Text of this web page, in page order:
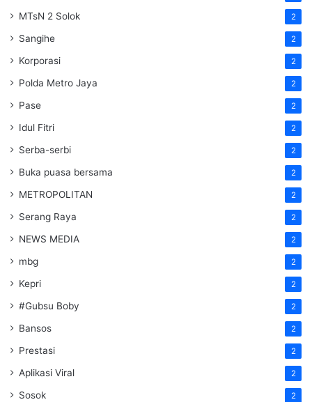
MTsN 2 Solok 2
Sangihe 2
Korporasi 2
Polda Metro Jaya 2
Pase 2
Idul Fitri 2
Serba-serbi 2
Buka puasa bersama 2
METROPOLITAN 2
Serang Raya 2
NEWS MEDIA 2
mbg 2
Kepri 2
#Gubsu Boby 2
Bansos 2
Prestasi 2
Aplikasi Viral 2
Sosok 2